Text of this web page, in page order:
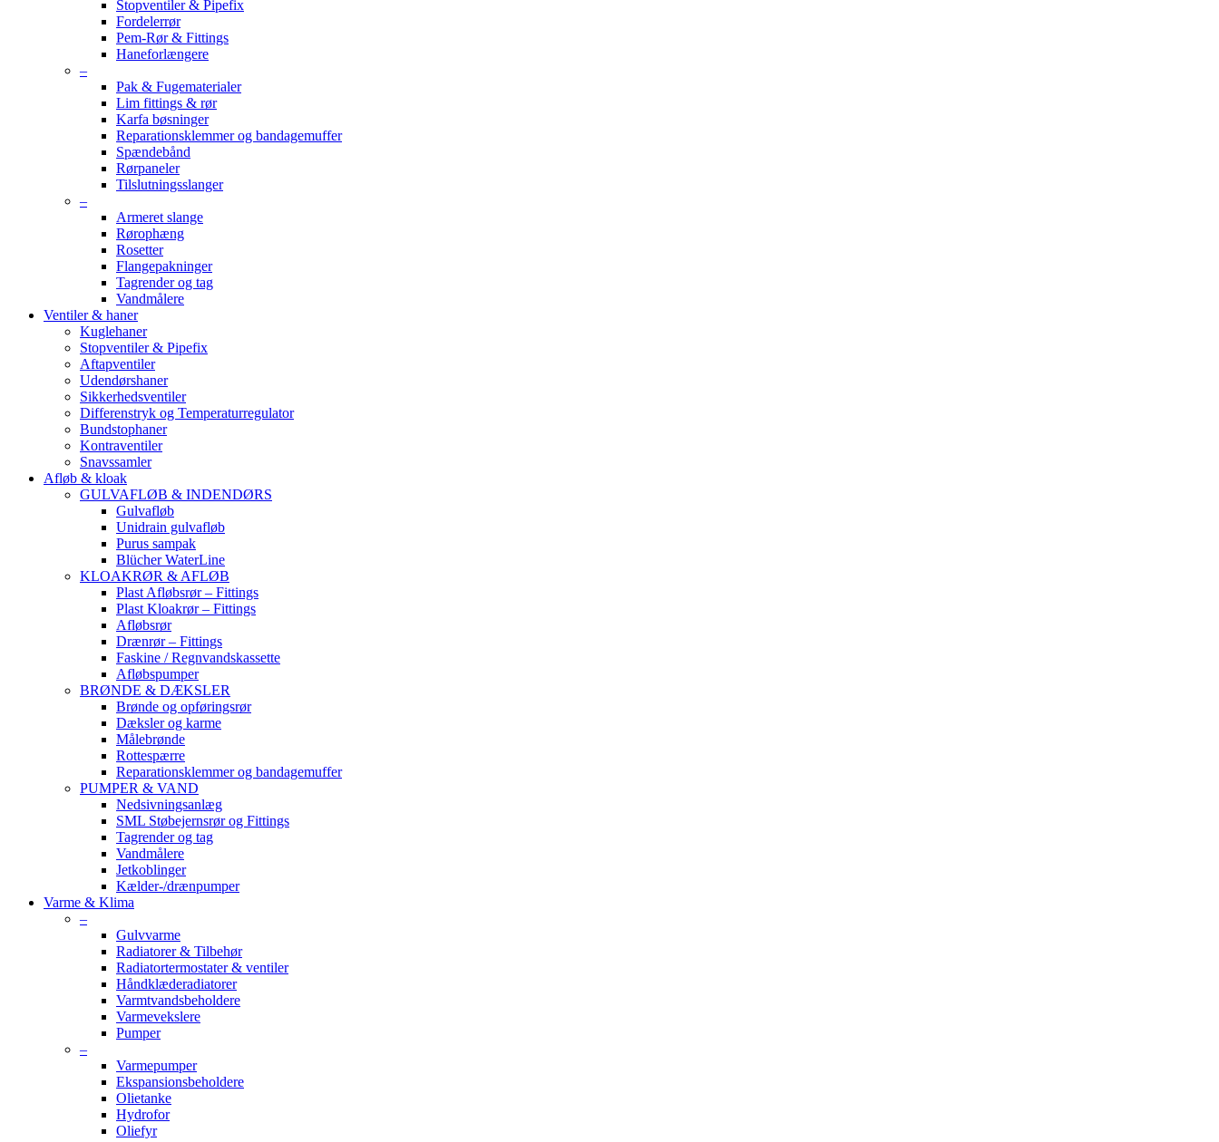
Stopventiler & Pipefix
Fordelerrør
Pem-Rør & Fittings
Haneforlængere
–
Pak & Fugematerialer
Lim fittings & rør
Karfa bøsninger
Reparationsklemmer og bandagemuffer
Spændebånd
Rørpaneler
Tilslutningsslanger
–
Armeret slange
Rørophæng
Rosetter
Flangepakninger
Tagrender og tag
Vandmålere
Ventiler & haner
Kuglehaner
Stopventiler & Pipefix
Aftapventiler
Udendørshaner
Sikkerhedsventiler
Differenstryk og Temperaturregulator
Bundstophaner
Kontraventiler
Snavssamler
Afløb & kloak
GULVAFLØB & INDENDØRS
Gulvafløb
Unidrain gulvafløb
Purus sampak
Blücher WaterLine
KLOAKRØR & AFLØB
Plast Afløbsrør – Fittings
Plast Kloakrør – Fittings
Afløbsrør
Drænrør – Fittings
Faskine / Regnvandskassette
Afløbspumper
BRØNDE & DÆKSLER
Brønde og opføringsrør
Dæksler og karme
Målebrønde
Rottespærre
Reparationsklemmer og bandagemuffer
PUMPER & VAND
Nedsivningsanlæg
SML Støbejernsrør og Fittings
Tagrender og tag
Vandmålere
Jetkoblinger
Kælder-/drænpumper
Varme & Klima
–
Gulvvarme
Radiatorer & Tilbehør
Radiatortermostater & ventiler
Håndklæderadiatorer
Varmtvandsbeholdere
Varmevekslere
Pumper
–
Varmepumper
Ekspansionsbeholdere
Olietanke
Hydrofor
Oliefyr